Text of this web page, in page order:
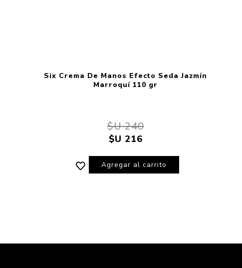
Six Crema De Manos Efecto Seda Jazmín
Marroquí 110 gr
$U 240
$U 216
Agregar al carrito